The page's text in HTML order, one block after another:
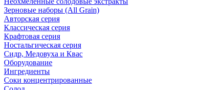
Зерновые наборы (All Grain)
Авторская серия
Классическая серия
Крафтовая серия
Ностальгическая серия
Сидр, Медовуха и Квас
Оборудование
Ингредиенты
Соки концентрированные